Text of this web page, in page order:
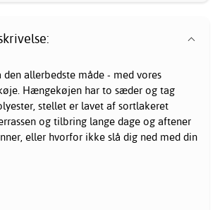
den allerbedste måde - med vores
. Hængekøjen har to sæder og tag
stellet er lavet af sortlakeret
og tilbring lange dage og aftener
eller hvorfor ikke slå dig ned med din